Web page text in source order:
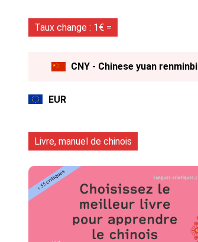
Taux change : 1€ =
CNY - Chinese yuan renminbi
EUR
Livre, manuel de chinois